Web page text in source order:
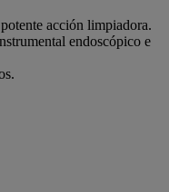
acción limpiadora.
endoscópico e